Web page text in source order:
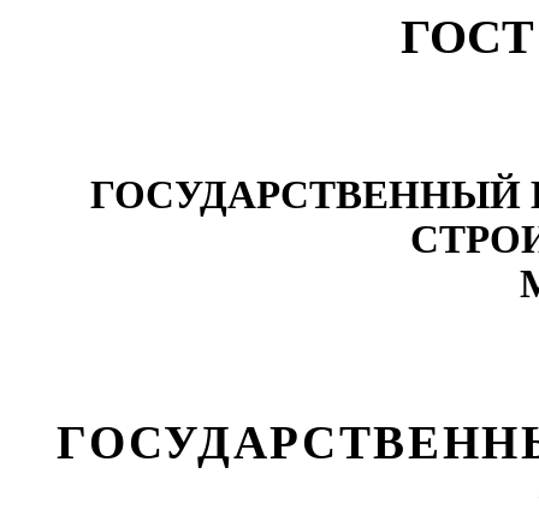
ГОСТ
ГОСУДАРСТВЕННЫЙ